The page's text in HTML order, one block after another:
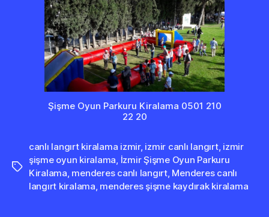
Şişme Oyun Parkuru Kiralama 0501 210
22 20
Etiketler
canlı langırt kiralama izmir, izmir canlı langırt, izmir
şişme oyun kiralama, İzmir Şişme Oyun Parkuru
Kiralama, menderes canlı langırt, Menderes canlı
langırt kiralama, menderes şişme kaydırak kiralama